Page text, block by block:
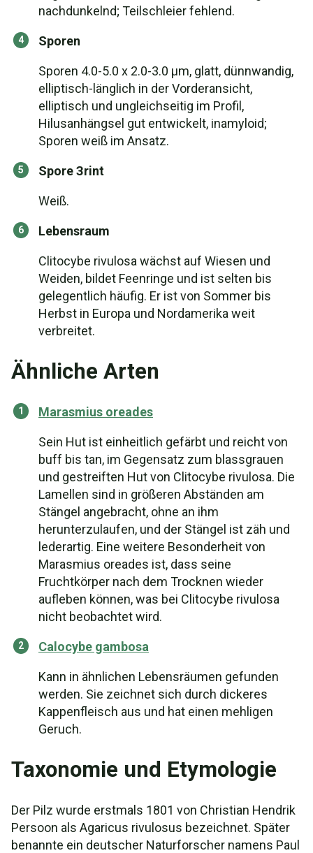
nachdunkelnd; Teilschleier fehlend.
Sporen
Sporen 4.0-5.0 x 2.0-3.0 µm, glatt, dünnwandig,
elliptisch-länglich in der Vorderansicht,
elliptisch und ungleichseitig im Profil,
Hilusanhängsel gut entwickelt, inamyloid;
Sporen weiß im Ansatz.
Spore Зrint
Weiß.
Lebensraum
Clitocybe rivulosa wächst auf Wiesen und
Weiden, bildet Feenringe und ist selten bis
gelegentlich häufig. Er ist von Sommer bis
Herbst in Europa und Nordamerika weit
verbreitet.
Ähnliche Arten
Marasmius oreades
Sein Hut ist einheitlich gefärbt und reicht von
buff bis tan, im Gegensatz zum blassgrauen
und gestreiften Hut von Clitocybe rivulosa. Die
Lamellen sind in größeren Abständen am
Stängel angebracht, ohne an ihm
herunterzulaufen, und der Stängel ist zäh und
lederartig. Eine weitere Besonderheit von
Marasmius oreades ist, dass seine
Fruchtkörper nach dem Trocknen wieder
aufleben können, was bei Clitocybe rivulosa
nicht beobachtet wird.
Calocybe gambosa
Kann in ähnlichen Lebensräumen gefunden
werden. Sie zeichnet sich durch dickeres
Kappenfleisch aus und hat einen mehligen
Geruch.
Taxonomie und Etymologie
Der Pilz wurde erstmals 1801 von Christian Hendrik
Persoon als Agaricus rivulosus bezeichnet. Später
benannte ein deutscher Naturforscher namens Paul